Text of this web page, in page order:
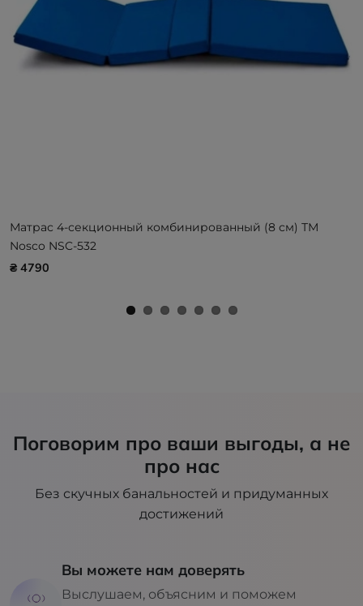
Матрас 4-секционный комбинированный (8 см) ТМ
Nosco NSC-532
₴ 4790
Поговорим про ваши выгоды, а не
про нас
Без скучных банальностей и придуманных
достижений
Вы можете нам доверять
Выслушаем, объясним и поможем